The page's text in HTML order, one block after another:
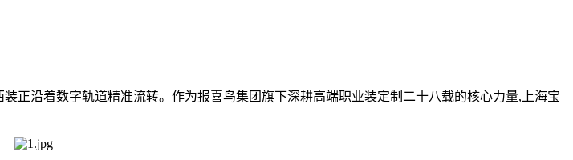
沿着数字轨道精准流转。作为报喜鸟集团旗下深耕高端职业装定制二十八载的核心力量,上海宝